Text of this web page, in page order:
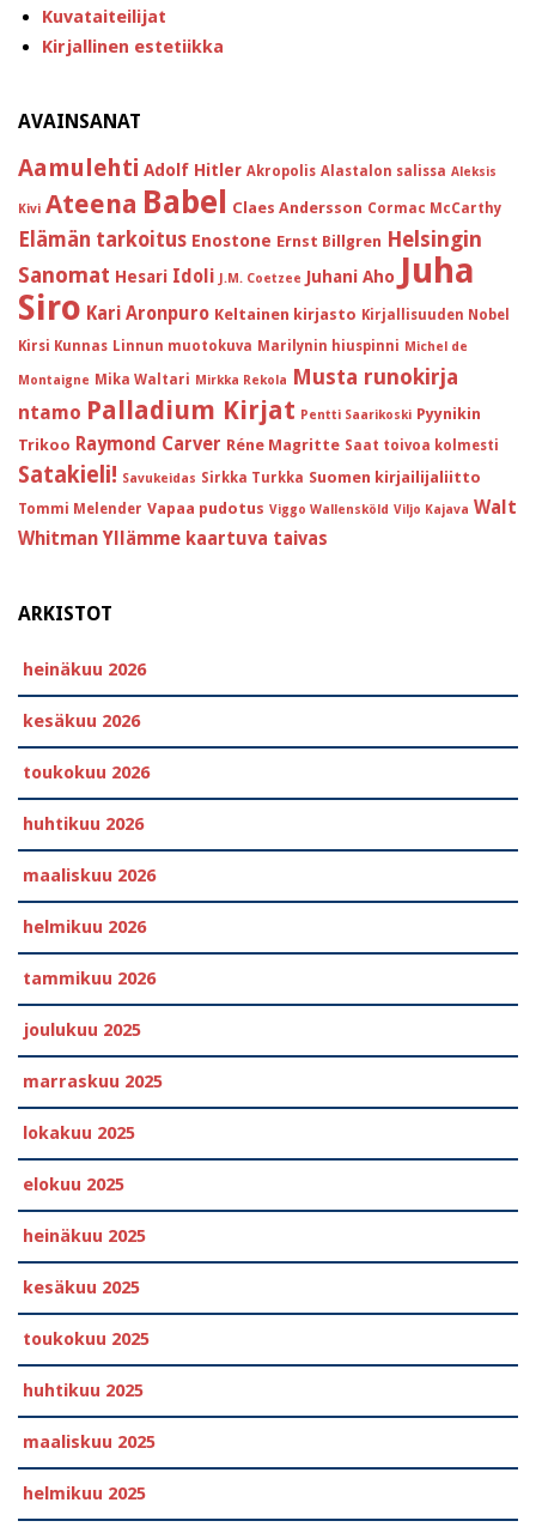
Kuvataiteilijat
Kirjallinen estetiikka
AVAINSANAT
Aamulehti Adolf Hitler Akropolis Alastalon salissa Aleksis
Kivi Ateena Babel Claes Andersson Cormac McCarthy
Elämän tarkoitus Enostone Ernst Billgren Helsingin
Sanomat Hesari Idoli J.M. Coetzee Juhani Aho Juha
Siro Kari Aronpuro Keltainen kirjasto Kirjallisuuden Nobel
Kirsi Kunnas Linnun muotokuva Marilynin hiuspinni Michel de
Montaigne Mika Waltari Mirkka Rekola Musta runokirja
ntamo Palladium Kirjat Pentti Saarikoski Pyynikin
Trikoo Raymond Carver Réne Magritte Saat toivoa kolmesti
Satakieli! Savukeidas Sirkka Turkka Suomen kirjailijaliitto
Tommi Melender Vapaa pudotus Viggo Wallensköld Viljo Kajava Walt
Whitman Yllämme kaartuva taivas
ARKISTOT
heinäkuu 2026
kesäkuu 2026
toukokuu 2026
huhtikuu 2026
maaliskuu 2026
helmikuu 2026
tammikuu 2026
joulukuu 2025
marraskuu 2025
lokakuu 2025
elokuu 2025
heinäkuu 2025
kesäkuu 2025
toukokuu 2025
huhtikuu 2025
maaliskuu 2025
helmikuu 2025